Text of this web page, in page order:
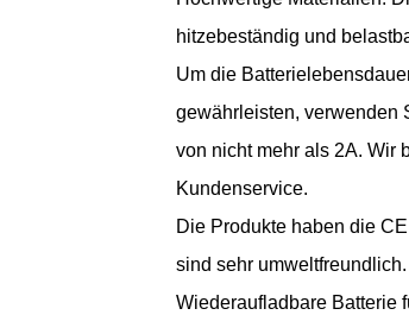
hitzebeständig und
Um die
gewährleisten, verwenden
von nicht mehr als 2A. Wir
Kundenservice.
Die Produkte haben die
sind sehr umweltfreundlich.
Wiederaufladbare Batterie